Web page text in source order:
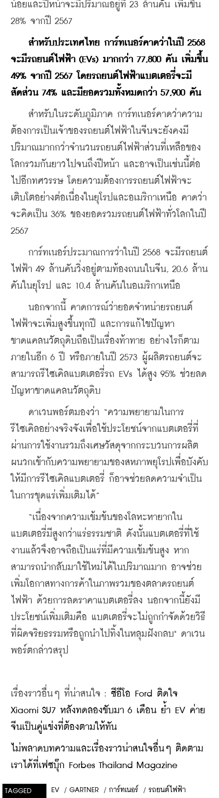
น้อยและปีหน้าจะมีปริมาณอยู่ที่ 23 ล้านคัน เพิ่มขึ้น
28% จากปี 2567
สำหรับประเทศไทย การ์ทเนอร์คาดว่าในปี 2568
จะมีรถยนต์ไฟฟ้า (EVs) มากกว่า 77,800 คัน เพิ่มขึ้น
49% จากปี 2567 โดยรถยนต์ไฟฟ้าแบตเตอรี่จะมี
สัดส่วน 74% และมียอดรวมทั้งหมดกว่า 57,900 คัน
สำหรับในระดับภูมิภาค การ์ทเนอร์คาดว่าความ
ต้องการเป็นเจ้าของรถยนต์ไฟฟ้าในจีนจะยังคงมี
ปริมาณมากกว่าจำนวนรถยนต์ไฟฟ้าส่วนที่เหลือของ
โลกรวมกันยาวไปจนถึงปีหน้า และอาจเป็นเช่นนี้ต่อ
ไปอีกทศวรรษ โดยความต้องการรถยนต์ไฟฟ้าจะ
เติบโตอย่างต่อเนื่องในยุโรปและอเมริกาเหนือ คาดว่า
จะคิดเป็น 36% ของยอดรวมรถยนต์ไฟฟ้าทั่วโลกในปี
2567
การ์ทเนอร์ประมาณการว่าในปี 2568 จะมีรถยนต์
ไฟฟ้า 49 ล้านคันวิ่งอยู่ตามท้องถนนในจีน, 20.6 ล้าน
คันในยุโรป และ 10.4 ล้านคันในอเมริกาเหนือ
นอกจากนี้ คาดการณ์ว่ายอดจำหน่ายรถยนต์
ไฟฟ้าจะเพิ่มสูงขึ้นทุกปี และการแก้ไขปัญหา
ขาดแคลนวัตถุดิบถือเป็นเรื่องท้าทาย อย่างไรก็ตาม
ภายในอีก 6 ปี หรือภายในปี 2573 ผู้ผลิตรถยนต์จะ
สามารถรีไซเคิลแบตเตอรี่รถ EVs ได้สูง 95% ช่วยลด
ปัญหาขาดแคลนวัตถุดิบ
ดาเวนพอร์ตมองว่า “ความพยายามในการ
รีไซเคิลอย่างจริงจังเพื่อใช้ประโยชน์จากแบตเตอรี่ที่
ผ่านการใช้งานรวมถึงเศษวัสดุจากกระบวนการผลิต
ผนวกเข้ากับความพยายามของสหภาพยุโรปเพื่อบังคับ
ให้มีการรีไซเคิลแบตเตอรี่ ก็อาจช่วยลดความจำเป็น
ในการขุดแร่เพิ่มเติมได้”
“เนื่องจากความเข้มข้นของโลหะหายากใน
แบตเตอรี่มีสูงกว่าแร่ธรรมชาติ ดังนั้นแบตเตอรี่ที่ใช้
งานแล้วจึงอาจถือเป็นแร่ที่มีความเข้มข้นสูง หาก
สามารถนำกลับมาใช้ใหม่ได้ในปริมาณมาก อาจช่วย
เพิ่มโอกาสทางการค้าในภาพรวมของตลาดรถยนต์
ไฟฟ้า ด้วยการลดราคาแบตเตอรี่ลง นอกจากนี้ยังมี
ประโยชน์เพิ่มเติมคือ แบตเตอรี่จะไม่ถูกกำจัดด้วยวิธี
ที่ผิดจริยธรรมหรือถูกนำไปทิ้งในหลุมฝังกลบ" ดาเวน
พอร์ตกล่าวสรุป
เรื่องราวอื่นๆ ที่น่าสนใจ : ซีอีโอ Ford ติดใจ
Xiaomi SU7 หลังทดลองขับมา 6 เดือน ย้ำ EV ค่าย
จีนเป็นคู่แข่งที่ต้องตามให้ทัน
ไม่พลาดบทความและเรื่องราวน่าสนใจอื่นๆ ติดตาม
เราได้ที่เฟซบุ๊ก Forbes Thailand Magazine
TAGGED EV / GARTNER / การ์ทเนอร์ / รถยนต์ไฟฟ้า